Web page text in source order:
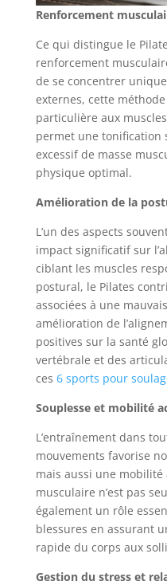
Renforcement
Ce qui distingue le
renforcement
de se concentrer
externes, cette
particulière aux
permet une tonification
excessif de masse
physique optimal.
Amélioration de la
L’un des aspects
impact significatif sur
ciblant les muscles
postural, le Pilates
associées à une
amélioration de
positives sur la santé
vertébrale et des
ces 6 sports pour
Souplesse et mobilité
L’entraînement dans
mouvements favorise
mais aussi une
musculaire n’est pas
également un rôle
blessures en assurant
rapide du corps aux
Gestion du stress et